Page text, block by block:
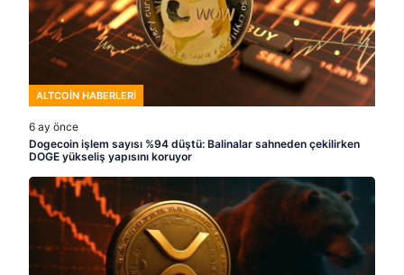
ALTCOIN HABERLERI
6 ay önce
Dogecoin işlem sayısı %94 düştü: Balinalar sahneden çekilirken
DOGE yükseliş yapısını koruyor